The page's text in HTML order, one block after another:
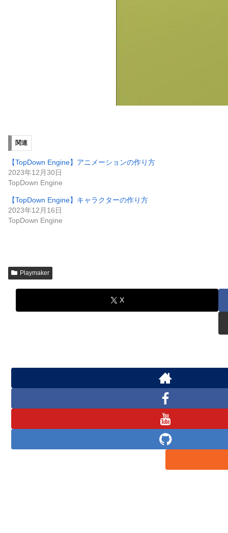
関連
【TopDown Engine】アニメーションの作り方
2023年12月30日
TopDown Engine
【TopDown Engine】キャラクターの作り方
2023年12月16日
TopDown Engine
Playmaker
X